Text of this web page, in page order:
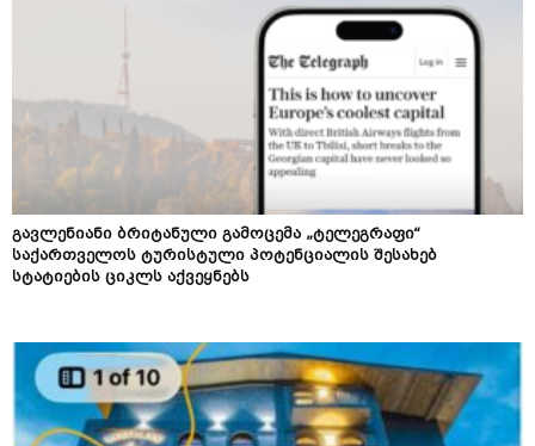
გავლენიანი ბრიტანული გამოცემა „ტელეგრაფი“
საქართველოს ტურისტული პოტენციალის შესახებ
სტატიების ციკლს აქვეყნებს